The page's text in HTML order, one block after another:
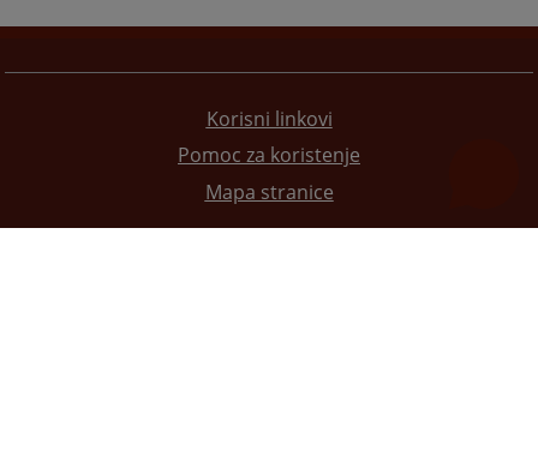
Korisni linkovi
Pomoc za koristenje
Mapa stranice